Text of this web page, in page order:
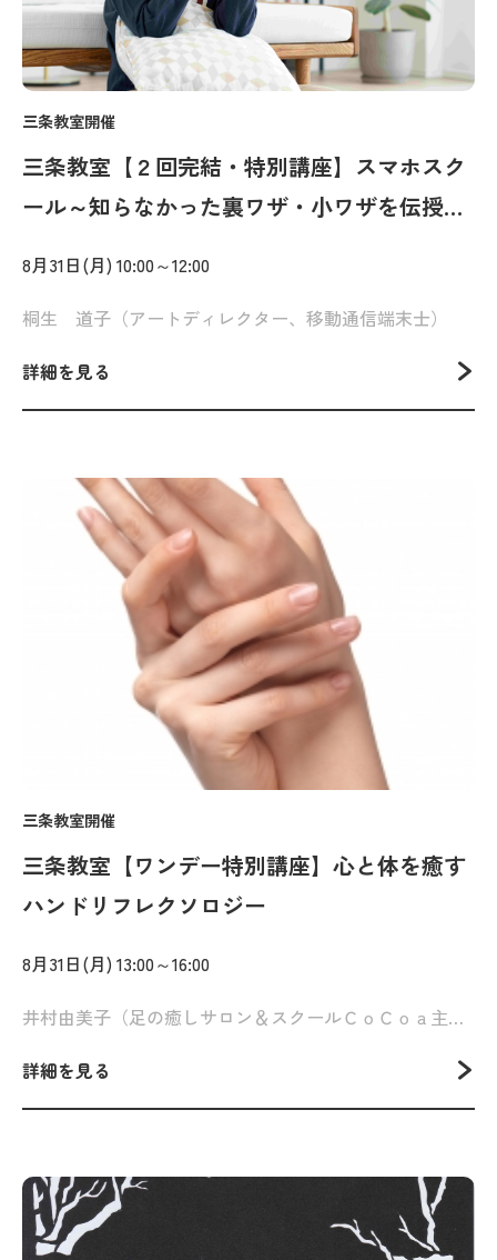
三条教室開催
三条教室【２回完結・特別講座】スマホスク
ール～知らなかった裏ワザ・小ワザを伝授！
8月31日(月) 10:00～12:00
桐生 道子（アートディレクター、移動通信端末士）
詳細を見る
三条教室開催
三条教室【ワンデー特別講座】心と体を癒す
ハンドリフレクソロジー
8月31日(月) 13:00～16:00
井村由美子（足の癒しサロン＆スクールＣｏＣｏａ主宰）
詳細を見る